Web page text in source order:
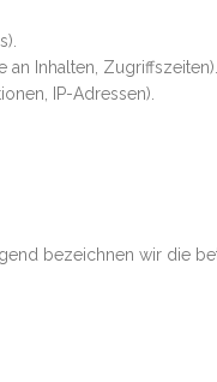
an Inhalten, Zugriffszeiten).
IP-Adressen).
bezeichnen wir die